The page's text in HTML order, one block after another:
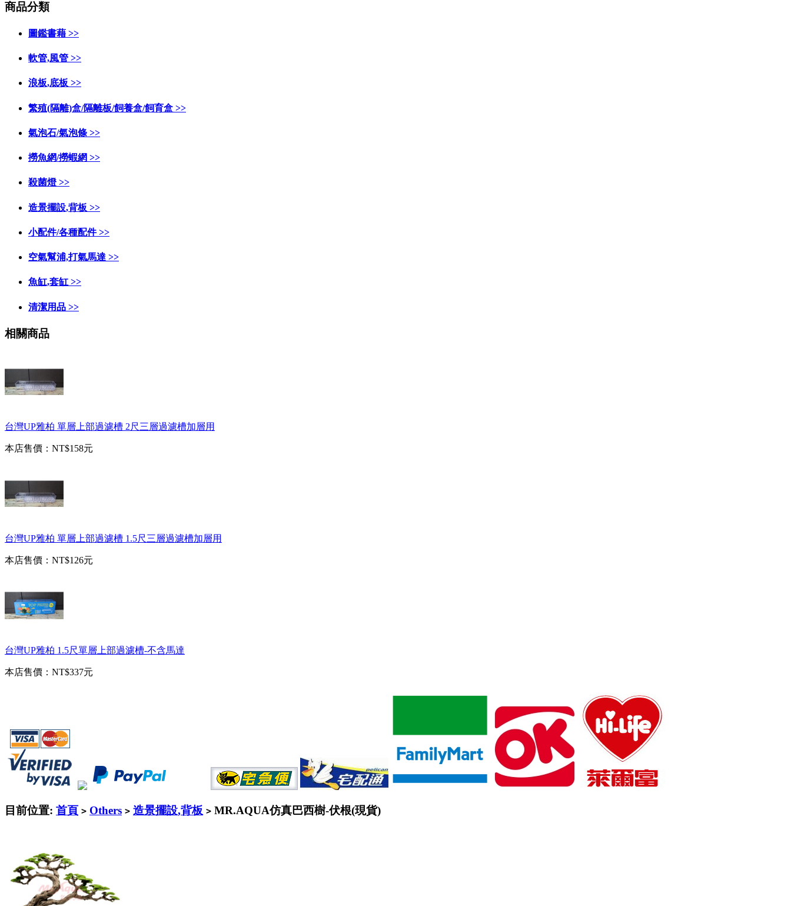
商品分類
圖鑑書藉 >>
軟管,風管 >>
浪板,底板 >>
繁殖(隔離)盒/隔離板/飼養盒/飼育盒 >>
氣泡石/氣泡條 >>
撈魚網/撈蝦網 >>
殺菌燈 >>
造景擺設,背板 >>
小配件/各種配件 >>
空氣幫浦,打氣馬達 >>
魚缸,套缸 >>
清潔用品 >>
相關商品
台灣UP雅柏 單層上部過濾槽 2尺三層過濾槽加層用
本店售價： NT$158元
台灣UP雅柏 單層上部過濾槽 1.5尺三層過濾槽加層用
本店售價： NT$126元
台灣UP雅柏 1.5尺單層上部過濾槽-不含馬達
本店售價： NT$337元
目前位置: 首頁 > Others > 造景擺設,背板 > MR.AQUA仿真巴西樹-伏根(現貨)